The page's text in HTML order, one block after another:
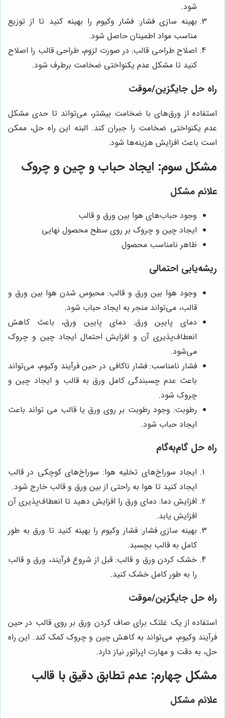
شود.
بهینه سازی فشار: فشار وکیوم را بهینه کنید تا از توزیع
مناسب مواد اطمینان حاصل شود.
اصلاح طراحی قالب: در صورت لزوم، طراحی قالب را اصلاح
کنید تا مشکل عدم یکنواختی ضخامت برطرف شود.
راه حل جایگزین/موقت
استفاده از ورق‌های با ضخامت بیشتر، می‌تواند تا حدی مشکل
عدم یکنواختی ضخامت را جبران کند. البته این راه حل، ممکن
است باعث افزایش هزینه‌ها شود.
مشکل سوم: ایجاد حباب و چین و چروک
علائم مشکل
وجود حباب‌های هوا بین ورق و قالب
ایجاد چین و چروک بر روی سطح محصول نهایی
ظاهر نامناسب محصول
ریشه‌یابی احتمالی
وجود هوا بین ورق و قالب: محبوس شدن هوا بین ورق و
قالب، می‌تواند منجر به ایجاد حباب شود.
دمای پایین ورق: دمای پایین ورق، باعث کاهش
انعطاف‌پذیری آن و افزایش احتمال ایجاد چین و چروک
می‌شود.
فشار نامناسب: فشار ناکافی در حین فرآیند وکیوم، می‌تواند
باعث عدم چسبندگی کامل ورق به قالب و ایجاد چین و
چروک شود.
رطوبت: وجود رطوبت بر روی ورق یا قالب می تواند باعث
ایجاد حباب شود.
راه حل گام‌به‌گام
ایجاد سوراخ‌های تخلیه هوا: سوراخ‌های کوچکی در قالب
ایجاد کنید تا هوا به راحتی از بین ورق و قالب خارج شود.
افزایش دما: دمای ورق را افزایش دهید تا انعطاف‌پذیری آن
افزایش یابد.
بهینه سازی فشار: فشار وکیوم را بهینه کنید تا ورق به طور
کامل به قالب بچسبد.
خشک کردن ورق و قالب: قبل از شروع فرآیند، ورق و قالب
را به طور کامل خشک کنید.
راه حل جایگزین/موقت
استفاده از یک غلتک برای صاف کردن ورق بر روی قالب در حین
فرآیند وکیوم، می‌تواند به کاهش چین و چروک کمک کند. این راه
حل، به دقت و مهارت اپراتور نیاز دارد.
مشکل چهارم: عدم تطابق دقیق با قالب
علائم مشکل